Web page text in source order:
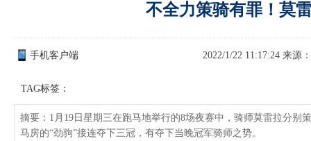
不全力策骑有罪！莫
手机客户端 2022/1/22 11:17:24 来源：
TAG标签：
摘要：1月19日星期三在跑马地举行的8场夜赛中，骑师莫雷拉分别
马房的“劲驹”接连夺下三冠，有夺下当晚冠军骑师之势。